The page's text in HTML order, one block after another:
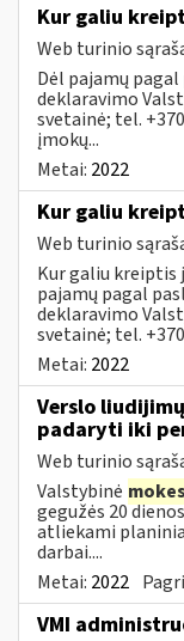
Kur galiu
Web turinio
Dėl pajamų
deklaravimo
svetainė; tel.
įmokų...
Metai: 2022
Kur galiu
Web turinio
Kur galiu kreiptis
pajamų pagal
deklaravimo
svetainė; tel. +370
Metai: 2022
Verslo
padaryti iki
Web turinio
Valstybinė
gegužės 20
atliekami
darbai....
Metai: 2022
VMI